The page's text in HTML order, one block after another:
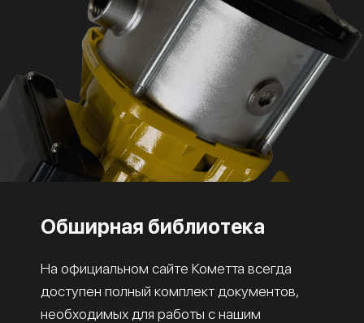
Обширная библиотека
На официальном сайте Кометта всегда
доступен полный комплект документов,
необходимых для работы с нашим